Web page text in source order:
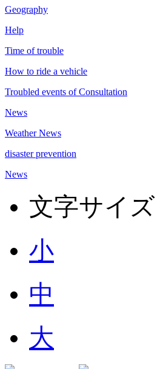
Geography
Help
Time of trouble
How to ride a vehicle
Troubled events of Consultation
News
Weather News
disaster prevention
News
文字サイズ
小
中
大